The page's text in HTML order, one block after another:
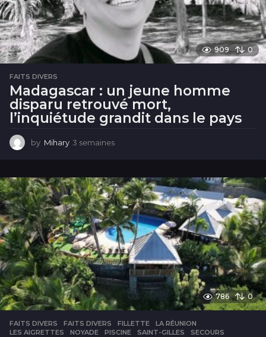
909 0
FAITS DIVERS
Madagascar : un jeune homme
disparu retrouvé mort,
l’inquiétude grandit dans le pays
by Mihary 3 semaines
m
a
i
n
e
s
786 0
FAITS DIVERS FAITS DIVERS ,FILLETTE ,LA RÉUNION
LES AIGRETTES
,NOYADE ,PISCINE ,SAINT-GILLES ,SECOURS